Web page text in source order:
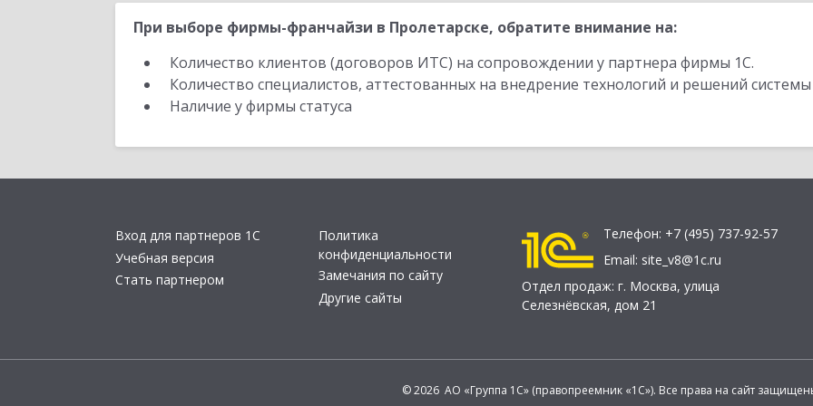
При выборе фирмы-франчайзи в Пролетарске, обратите внимание на:
Количество клиентов (договоров ИТС) на сопровождении у партнера фирмы 1С.
Количество специалистов, аттестованных на внедрение технологий и решений
Наличие у фирмы статуса
Вход для партнеров 1С
Учебная версия
Стать партнером
Политика
конфиденциальности
Замечания по сайту
Другие сайты
Телефон: +7 (495) 737-92-57
Email: site_v8@1c.ru
Отдел продаж: г. Москва, улица
Селезнёвская, дом 21
© 2026 АО «Группа 1С» (правопреемник «1С»). Все права на сайт